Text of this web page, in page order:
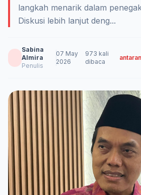
langkah menarik dalam
Diskusi lebih lanjut deng...
Sabina
Almira
Penulis
07 May
2026
973 kali
dibaca